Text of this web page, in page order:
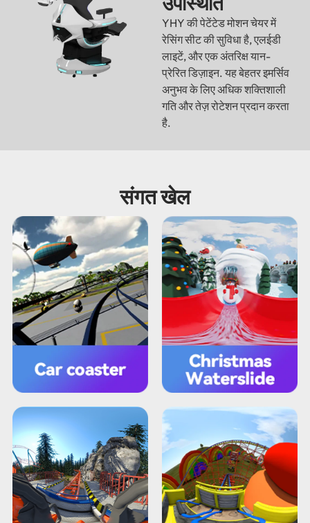
YHY की पेटेंटेड मोशन चेयर में
रेसिंग सीट की सुविधा है, एलईडी
लाइटें, और एक अंतरिक्ष यान-
प्रेरित डिज़ाइन. यह बेहतर इमर्सिव
अनुभव के लिए अधिक शक्तिशाली
गति और तेज़ रोटेशन प्रदान करता
है.
संगत खेल